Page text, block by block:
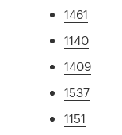
1461
1140
1409
1537
1151